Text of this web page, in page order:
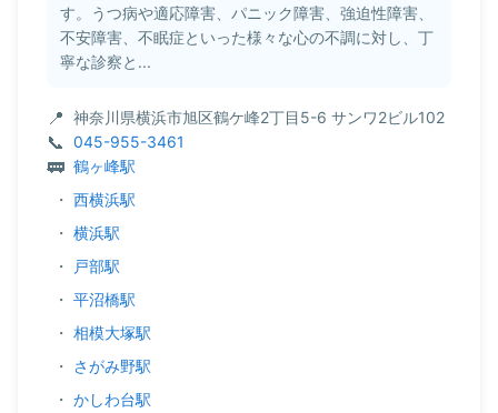
す。うつ病や適応障害、パニック障害、強迫性障害、
不安障害、不眠症といった様々な心の不調に対し、丁
寧な診察と...
神奈川県横浜市旭区鶴ケ峰2丁目5-6 サンワ2ビル102
045-955-3461
鶴ヶ峰駅
・ 西横浜駅
・ 横浜駅
・
戸部駅
・ 平沼橋駅
・ 相模大塚駅
・ さがみ野駅
・ かしわ台駅